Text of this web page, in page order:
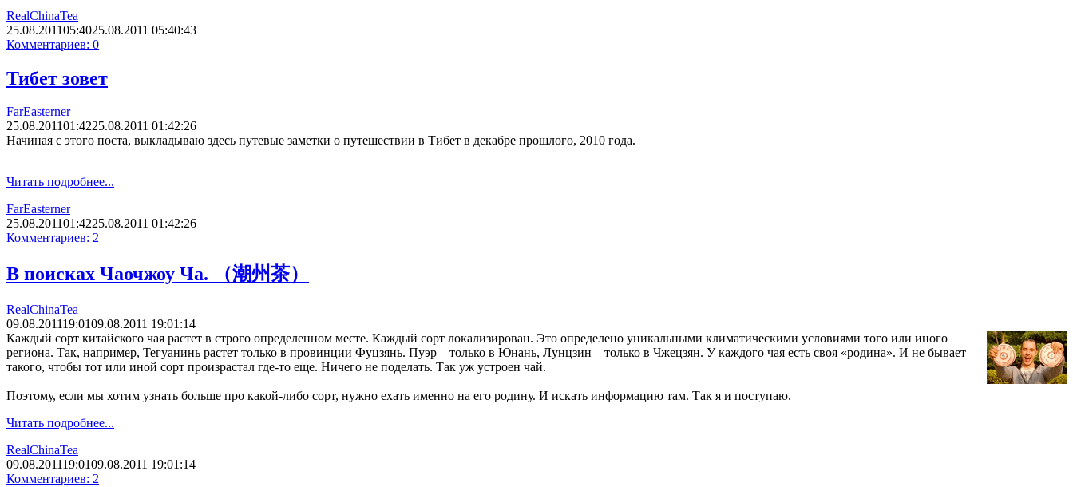
RealChinaTea
25.08.201105:4025.08.2011 05:40:43
Комментариев: 0
Тибет зовет
FarEasterner
25.08.201101:4225.08.2011 01:42:26
Начиная с этого поста, выкладываю здесь путевые заметки о путешествии в Тибет в декабре прошлого, 2010 года.
Читать подробнее...
FarEasterner
25.08.201101:4225.08.2011 01:42:26
Комментариев: 2
В поисках Чаочжоу Ча. （潮州茶）
RealChinaTea
09.08.201119:0109.08.2011 19:01:14
Каждый сорт китайского чая растет в строго определенном месте. Каждый сорт локализирован. Это определено уникальными климатическими условиями того или иного
региона. Так, например, Тегуанинь растет только в провинции Фуцзянь. Пуэр – только в Юнань, Лунцзин – только в Чжецзян. У каждого чая есть своя «родина». И не бывает
такого, чтобы тот или иной сорт произрастал где-то еще. Ничего не поделать. Так уж устроен чай.
Поэтому, если мы хотим узнать больше про какой-либо сорт, нужно ехать именно на его родину. И искать информацию там. Так я и поступаю.
Читать подробнее...
RealChinaTea
09.08.201119:0109.08.2011 19:01:14
Комментариев: 2